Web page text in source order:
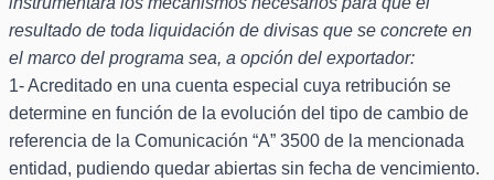
resultado de toda liquidación de divisas que se concrete en
el marco del programa sea, a opción del exportador:
1- Acreditado en una cuenta especial cuya retribución se
determine en función de la evolución del tipo de cambio de
referencia de la Comunicación “A” 3500 de la mencionada
entidad, pudiendo quedar abiertas sin fecha de vencimiento.